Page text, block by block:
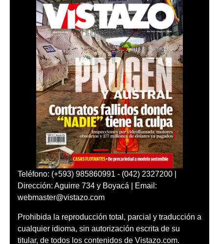
Teléfono: (+593) 985860991 - (042) 2327200 |
Dirección: Aguirre 734 y Boyacá | Email:
webmaster@vistazo.com
Prohibida la reproducción total, parcial y traducción a
cualquier idioma, sin autorización escrita de su
titular, de todos los contenidos de Vistazo.com.